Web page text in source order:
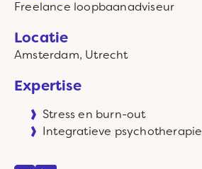
Freelance loopbaanadviseur
Locatie
Amsterdam, Utrecht
Expertise
Stress en burn-out
Integratieve psychotherapie